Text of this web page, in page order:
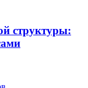
структуры: